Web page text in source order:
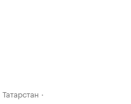
Татарстан